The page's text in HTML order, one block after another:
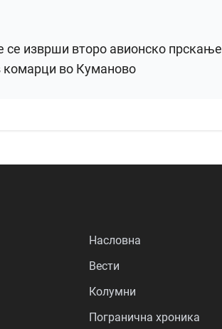
се изврши второ авионско прскање
комарци во Куманово
Насловна
Вести
Колумни
Погранична хроника